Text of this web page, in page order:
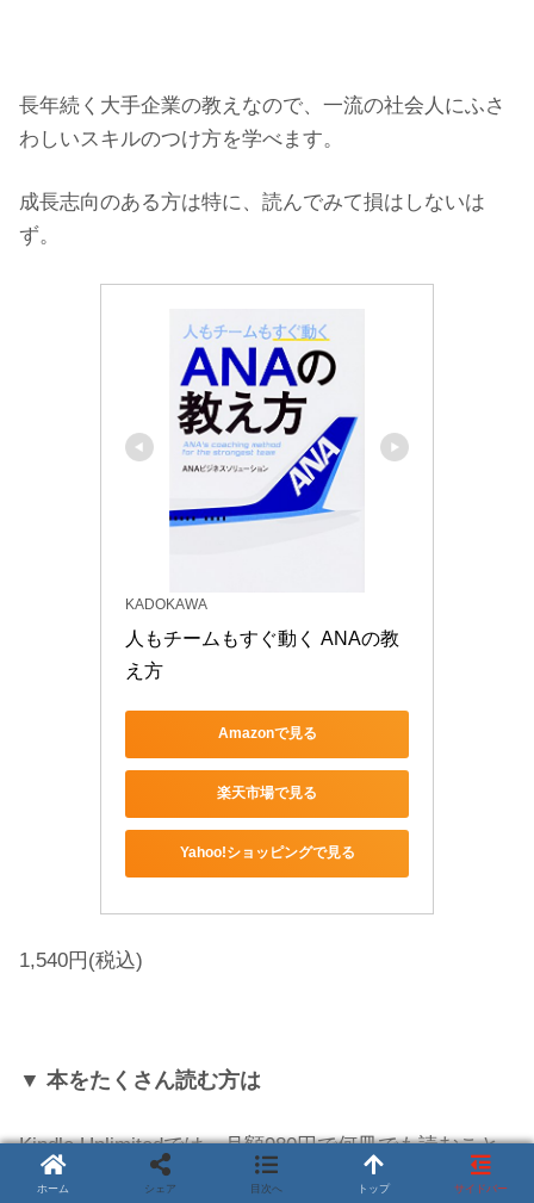
長年続く大手企業の教えなので、一流の社会人にふさ
わしいスキルのつけ方を学べます。
成長志向のある方は特に、読んでみて損はしないは
ず。
KADOKAWA
人もチームもすぐ動く ANAの教
え方
Amazonで見る
楽天市場で見る
Yahoo!ショッピングで見る
1,540円(税込)
▼ 本をたくさん読む方は
Kindle Unlimitedでは、月額980円で何冊でも読むこと
ができます。
ホーム シェア 目次へ トップ サイドバー